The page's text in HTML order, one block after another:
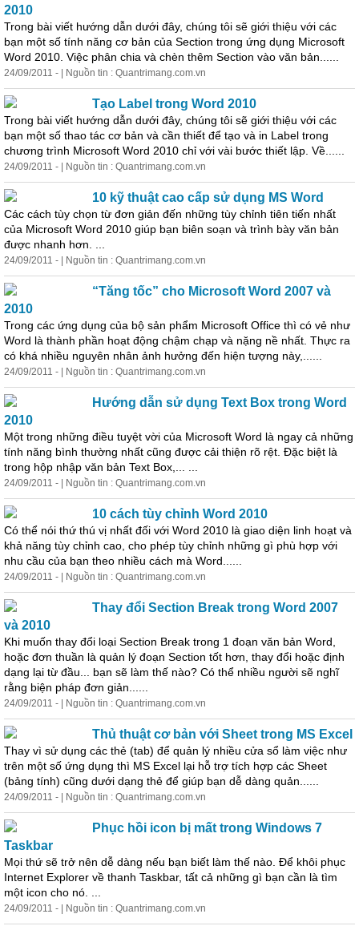
2010
Trong bài viết hướng dẫn dưới đây, chúng tôi sẽ giới thiệu với các
bạn một số tính năng cơ bản của Section trong ứng dụng Microsoft
Word 2010. Việc phân chia và chèn thêm Section vào văn bản......
24/09/2011 - | Nguồn tin : Quantrimang.com.vn
Tạo Label trong Word 2010
Trong bài viết hướng dẫn dưới đây, chúng tôi sẽ giới thiệu với các
bạn một số thao tác cơ bản và cần thiết để tạo và in Label trong
chương trình Microsoft Word 2010 chỉ với vài bước thiết lập. Về......
24/09/2011 - | Nguồn tin : Quantrimang.com.vn
10 kỹ thuật cao cấp sử dụng MS Word
Các cách tùy chọn từ đơn giản đến những tùy chỉnh tiên tiến nhất
của Microsoft Word 2010 giúp bạn biên soạn và trình bày văn bản
được nhanh hơn. ...
24/09/2011 - | Nguồn tin : Quantrimang.com.vn
“Tăng tốc” cho Microsoft Word 2007 và
2010
Trong các ứng dụng của bộ sản phẩm Microsoft Office thì có vẻ như
Word là thành phần hoạt động chậm chạp và nặng nề nhất. Thực ra
có khá nhiều nguyên nhân ảnh hưởng đến hiện tượng này,......
24/09/2011 - | Nguồn tin : Quantrimang.com.vn
Hướng dẫn sử dụng Text Box trong Word
2010
Một trong những điều tuyệt vời của Microsoft Word là ngay cả những
tính năng bình thường nhất cũng được cải thiện rõ rệt. Đặc biệt là
trong hộp nhập văn bản Text Box,... ...
24/09/2011 - | Nguồn tin : Quantrimang.com.vn
10 cách tùy chỉnh Word 2010
Có thể nói thứ thú vị nhất đối với Word 2010 là giao diện linh hoạt và
khả năng tùy chỉnh cao, cho phép tùy chỉnh những gì phù hợp với
nhu cầu của bạn theo nhiều cách mà Word......
24/09/2011 - | Nguồn tin : Quantrimang.com.vn
Thay đổi Section Break trong Word 2007
và 2010
Khi muốn thay đổi loại Section Break trong 1 đoạn văn bản Word,
hoặc đơn thuần là quản lý đoạn Section tốt hơn, thay đổi hoặc định
dạng lại từ đầu... bạn sẽ làm thế nào? Có thể nhiều người sẽ nghĩ
rằng biện pháp đơn giản......
24/09/2011 - | Nguồn tin : Quantrimang.com.vn
Thủ thuật cơ bản với Sheet trong MS Excel
Thay vì sử dụng các thẻ (tab) để quản lý nhiều cửa sổ làm việc như
trên một số ứng dụng thì MS Excel lại hỗ trợ tích hợp các Sheet
(bảng tính) cũng dưới dạng thẻ để giúp bạn dễ dàng quản......
24/09/2011 - | Nguồn tin : Quantrimang.com.vn
Phục hồi icon bị mất trong Windows 7
Taskbar
Mọi thứ sẽ trở nên dễ dàng nếu bạn biết làm thế nào. Để khôi phục
Internet Explorer về thanh Taskbar, tất cả những gì bạn cần là tìm
một icon cho nó. ...
24/09/2011 - | Nguồn tin : Quantrimang.com.vn